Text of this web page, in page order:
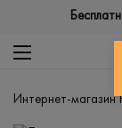
Интернет-магазин